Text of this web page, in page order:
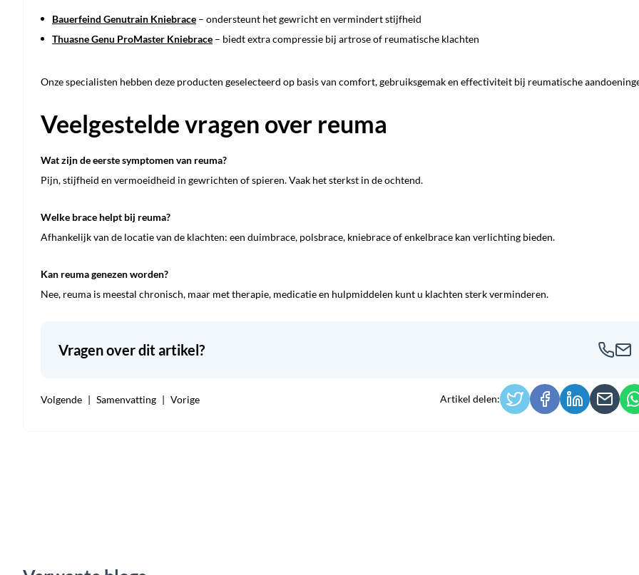
Bauerfeind Genutrain Kniebrace – ondersteunt het gewricht en vermindert stijfheid
Thuasne Genu ProMaster Kniebrace – biedt extra compressie bij artrose of reumatische klachten
Onze specialisten hebben deze producten geselecteerd op basis van comfort, gebruiksgemak en effectiviteit bij reumatische
Veelgestelde vragen over reuma
Wat zijn de eerste symptomen van reuma?
Pijn, stijfheid en vermoeidheid in gewrichten of spieren. Vaak het sterkst in de ochtend.
Welke brace helpt bij reuma?
Afhankelijk van de locatie van de klachten: een duimbrace, polsbrace, kniebrace of enkelbrace kan verlichting bieden.
Kan reuma genezen worden?
Nee, reuma is meestal chronisch, maar met therapie, medicatie en hulpmiddelen kunt u klachten sterk verminderen.
Vragen over dit artikel?
Volgende Samenvatting Vorige Artikel delen: